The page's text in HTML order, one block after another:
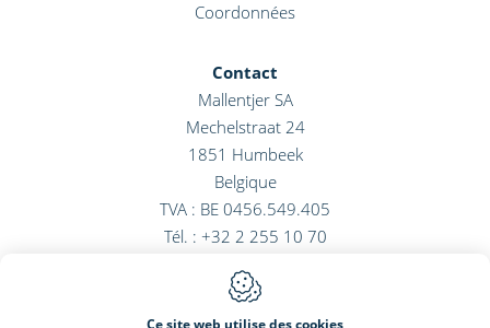
Coordonnées
Contact
Mallentjer SA
Mechelstraat 24
1851 Humbeek
Belgique
TVA : BE 0456.549.405
Tél. : +32 2 255 10 70
Ce site web utilise des cookies